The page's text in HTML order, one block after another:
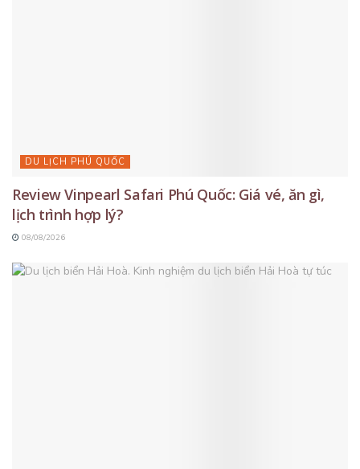
DU LỊCH PHÚ QUỐC
Review Vinpearl Safari Phú Quốc: Giá vé, ăn gì,
lịch trình hợp lý?
08/08/2026